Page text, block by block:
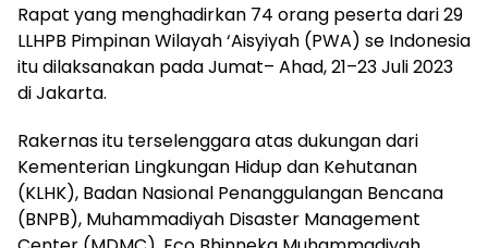
Rapat yang menghadirkan 74 orang peserta dari 29
LLHPB Pimpinan Wilayah ‘Aisyiyah (PWA) se Indonesia
itu dilaksanakan pada Jumat– Ahad, 21–23 Juli 2023
di Jakarta.
Rakernas itu terselenggara atas dukungan dari
Kementerian Lingkungan Hidup dan Kehutanan
(KLHK), Badan Nasional Penanggulangan Bencana
(BNPB), Muhammadiyah Disaster Management